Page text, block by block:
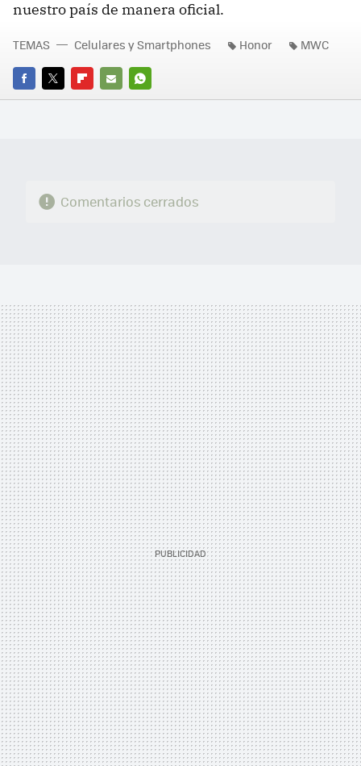
nuestro país de manera oficial.
FACEBOOK
TWITTERFLIPBOARD
E-
WHATSAPP
TEMAS Celulares y Smartphones Honor MWC
Comentarios cerrados